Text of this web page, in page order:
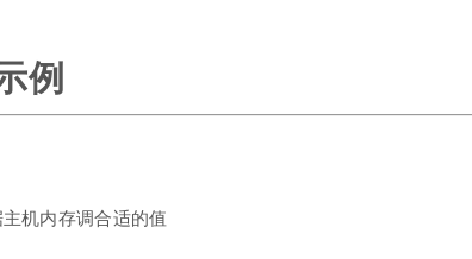
例
内存调合适的值